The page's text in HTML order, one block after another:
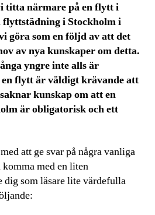
titta närmare på en flytt i
flyttstädning i Stockholm i
göra som en följd av att det
av nya kunskaper om detta.
yngre inte alls är
en flytt är väldigt krävande att
kunskap om att en
är obligatorisk och ett
att ge svar på några vanliga
komma med en liten
dig som läsare lite värdefulla